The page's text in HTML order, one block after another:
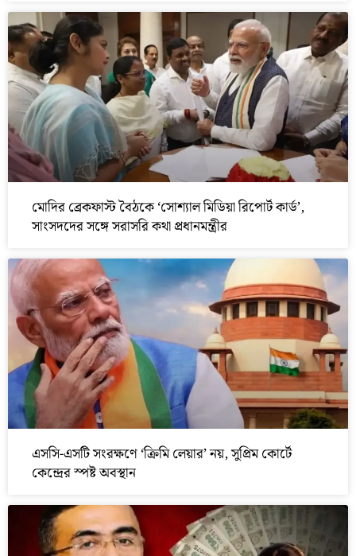
মোদির ব্রেকফাস্ট বৈঠকে ‘সোশ্যাল মিডিয়া রিপোর্ট কার্ড’,
সাংসদদের সঙ্গে সরাসরি কথা প্রধানমন্ত্রীর
এসসি-এসটি সংরক্ষণে ‘ক্রিমি লেয়ার’ নয়, সুপ্রিম কোর্টে
কেন্দ্রের স্পষ্ট অবস্থান